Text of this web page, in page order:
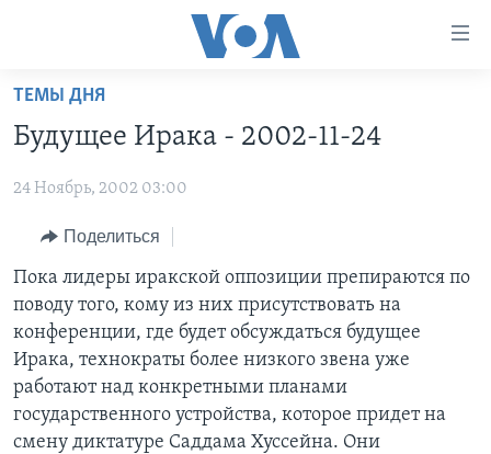
Перейти
основной
Перейти
навигации
Перейти
поиск
ПРОГРАММЫ
АМЕРИКА
НОВОСТИ ЗА МИНУТУ
ИТОГИ
ПОЧЕМУ ЭТО ВАЖНО?
ДИСКУССИЯ VOA
ДЕТАЛИ
НЬЮ-ЙОРК NEW YORK
ПРОЕКТЫ
УЧИМ АНГЛИЙСКИЙ
НАША АМЕРИКАНСКАЯ ИСТОРИЯ
А КАК В АМЕРИКЕ?
АРТЕФАКТЫ
АМЕРИКАНСКИЕ ГОРОДКИ
ЭКСПЕРТИЗА
ИНТЕРВЬЮ
ФАКТЫ ПРОТИВ ФЕЙКОВ
ЗА СВОБОДУ ПРЕССЫ
УЧИМ АНГЛИЙСКИЙ
ВИДЕО
ТЕМЫ ДНЯ
Будущее Ирака - 2002-11-24
24 Ноябрь, 2002 03:00
Поделиться
Пока лидеры иракской оппозиции препираются по
поводу того, кому из них присутствовать на
конференции, где будет обсуждаться будущее
Ирака, технократы более низкого звена уже
работают над конкретными планами
государственного устройства, которое придет на
смену диктатуре Саддама Хуссейна. Они